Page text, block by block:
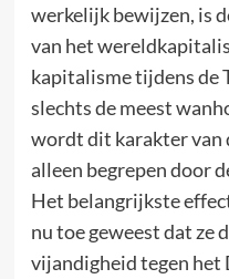
werkelijk bewijzen, is
van het
kapitalisme tijdens de
slechts de meest
wordt dit karakter van
alleen begrepen door
Het belangrijkste
nu toe geweest dat ze
vijandigheid tegen het